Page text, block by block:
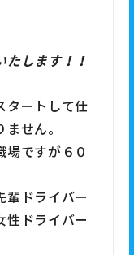
します！！
タートして仕
せん。
場ですが６０
輩ドライバー
性ドライバー